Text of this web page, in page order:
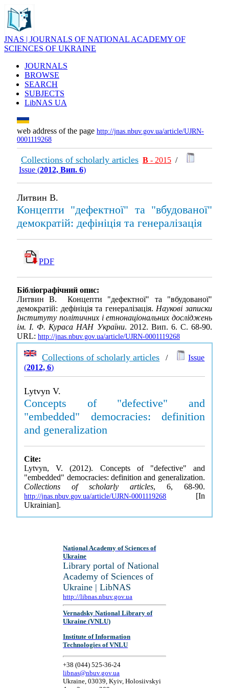
JNAS | JOURNALS OF NATIONAL ACADEMY OF
SCIENCES OF UKRAINE
JOURNALS
BROWSE
SEARCH
SUBJECTS
LibNAS UA
web address of the page http://jnas.nbuv.gov.ua/article/UJRN-
0001119268
Collections of scholarly articles В - 2015 /
Issue (2012, Вип. 6)
Литвин В.
Концепти "дефектної" та "вбудованої"
демократій: дефініція та генералізація
PDF
Бібліографічний опис:
Литвин В. Концепти "дефектної" та "вбудованої"
демократій: дефініція та генералізація.Наукові записки
Інституту політичних і етнонаціональних досліджень
ім. І. Ф. Кураса НАН України. 2012. Вип. 6. С. 68-90.
URL: http://jnas.nbuv.gov.ua/article/UJRN-0001119268
Collections of scholarly articles /
Issue
(2012, 6)
Lytvyn V.
Concepts of "defective" and
"embedded" democracies: definition
and generalization
Cite:
Lytvyn, V. (2012). Concepts of "defective" and
"embedded" democracies: definition and generalization.
Collections of scholarly articles, 6, 68-90.
http://jnas.nbuv.gov.ua/article/UJRN-0001119268 [In
Ukrainian].
National Academy of Sciences of
Ukraine
Library portal of National
Academy of Sciences of
Ukraine | LibNAS
http://libnas.nbuv.gov.ua
Vernadsky National Library of
Ukraine (VNLU)
Institute of Information
Technologies of VNLU
+38 (044) 525-36-24
libnas@nbuv.gov.ua
Ukraine, 03039, Kyiv, Holosiivskyi